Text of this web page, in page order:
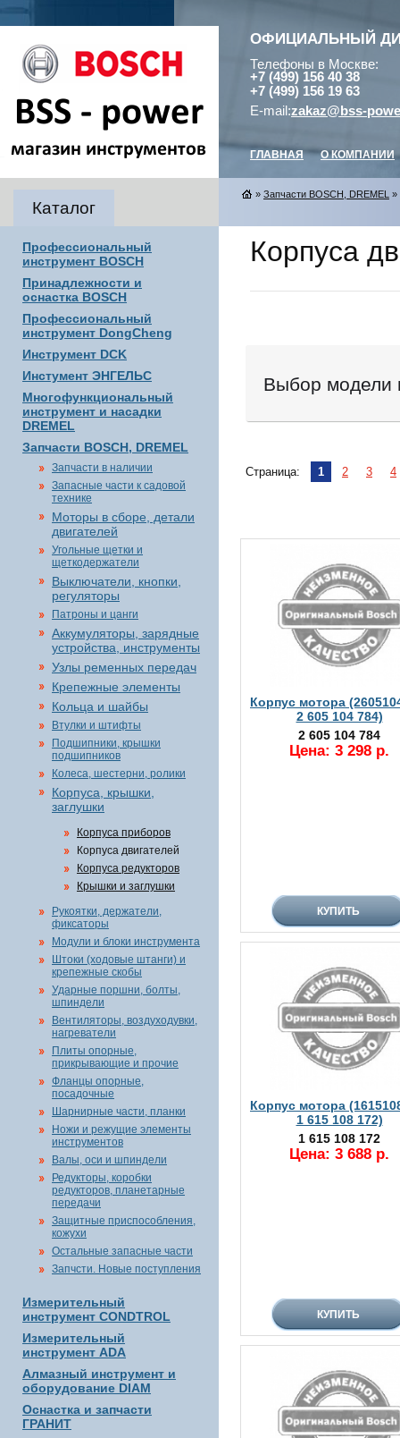
ОФИЦИАЛЬНЫЙ
Телефоны в Москве:
+7 (499) 156 40 38
+7 (499) 156 19 63
E-mail:zakaz@bss-
ГЛАВНАЯ О КОМПАНИИ
Каталог
Профессиональный
инструмент BOSCH
Принадлежности и
оснастка BOSCH
Профессиональный
инструмент DongCheng
Инструмент DCK
Инстумент ЭНГЕЛЬС
Многофункциональный
инструмент и насадки
DREMEL
Запчасти BOSCH, DREMEL
Запчасти в наличии
Запасные части к садовой
технике
Моторы в сборе, детали
двигателей
Угольные щетки и
щеткодержатели
Выключатели, кнопки,
регуляторы
Патроны и цанги
Аккумуляторы, зарядные
устройства, инструменты
Узлы ременных передач
Крепежные элементы
Кольца и шайбы
Втулки и штифты
Подшипники, крышки
подшипников
Колеса, шестерни, ролики
Корпуса, крышки,
заглушки
Корпуса приборов
Корпуса двигателей
Корпуса редукторов
Крышки и заглушки
Рукоятки, держатели,
фиксаторы
Модули и блоки инструмента
Штоки (ходовые штанги) и
крепежные скобы
Ударные поршни, болты,
шпиндели
Вентиляторы, воздуходувки,
нагреватели
Плиты опорные,
прикрывающие и прочие
Фланцы опорные,
посадочные
Шарнирные части, планки
Ножи и режущие элементы
инструментов
Валы, оси и шпиндели
Редукторы, коробки
редукторов, планетарные
передачи
Защитные приспособления,
кожухи
Остальные запасные части
Запчсти. Новые поступления
Измерительный
инструмент CONDTROL
Измерительный
инструмент ADA
Алмазный инструмент и
оборудование DIAM
Оснастка и запчасти
ГРАНИТ
» Запчасти BOSCH, DREMEL »
Корпуса
Выбор модели
Страница: 1 2 3 4
Корпус мотора
2 605 104 784)
2 605 104 784
Цена: 3 298 р.
Корпус мотора
1 615 108 172)
1 615 108 172
Цена: 3 688 р.